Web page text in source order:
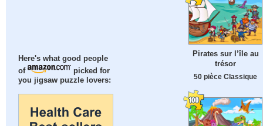
Here's what good people
of
picked for
you jigsaw puzzle lovers:
Pirates sur l’île au
trésor
50 pièce Classique